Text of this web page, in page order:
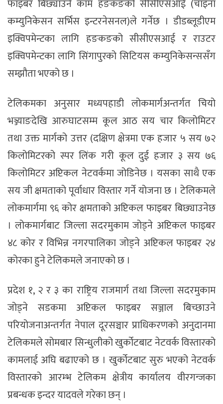
फाइबर बिछ्याउने काम हङकङको सीसीएसआई (चाइना
कम्युनिकेसन सर्भिस इन्टरनेसनल)ले गर्नेछ । डीडब्लूडीएम
इक्विपमेन्टका लागि हङकङको सीसीएसआई र राउटर
इक्विपमेन्टका लागि सिंगापुरको सिटियस कम्युनिकेसन्ससँग
सम्झौता भएको छ ।
टेलिकमका अनुसार मध्यपहाडी लोकमार्गअन्तर्गत चियो
भञ्ज्याङदेखि आरुघाटसम्म कूल आठ सय चार किलोमिटर
तथा उक्त मार्गको उत्तर (दक्षिण क्षेत्रमा एक हजार ५ सय ७२
किलोमिटरको स्पर लिंक गरी कूल दुई हजार ३ सय ७६
किलोमिटर अप्टिकल नेटवर्कमा जोडिनेछ । यसका साथै एक
सय जी क्षमताको पूर्वाधार विस्तार गर्ने योजना छ । टेलिकमले
लोकमार्गमा ९६ कोर क्षमताको अप्टिकल फाइबर बिछ्याउनेछ
। लोकमार्गबाट जिल्ला सदरमुकाम जोड्ने अप्टिकल फाइबर
४८ कोर र विभिन्न नगरपालिका जोड्ने अप्टिकल फाइबर २४
कोरका हुने टेलिकमले जनाएको छ ।
प्रदेश १, २ र ३ का राष्ट्रिय राजमार्ग तथा जिल्ला सदरमुकाम
जोड्ने सडकमा अप्टिकल फाइबर सञ्जाल बिच्छाउने
परियोजनाअन्तर्गत नेपाल दूरसञ्चार प्राधिकरणको अनुदानमा
टेलिकमले सोमबार सिन्धुलीको खुर्कोटबाट नेटवर्क विस्तारको
कामलाई अघि बढाएको छ । खुर्कोटबाट सुरु भएको नेटवर्क
विस्तारको आरम्भ टेलिकम क्षेत्रीय कार्यालय वीरगन्जका
प्रबन्धक इन्दर यादवले गरेका छन् ।